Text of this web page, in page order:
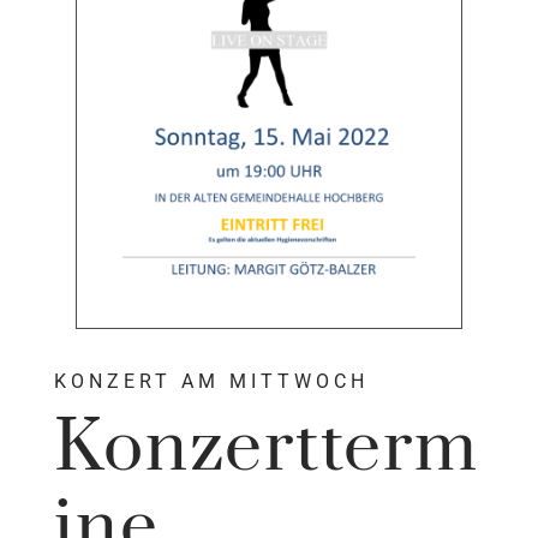
KONZERT AM MITTWOCH
Konzertterm